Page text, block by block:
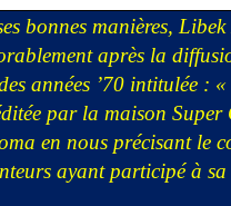
bonnes manières,
après la
années ’70 intitulée : «
par la maison Super
en nous précisant le
ayant participé à